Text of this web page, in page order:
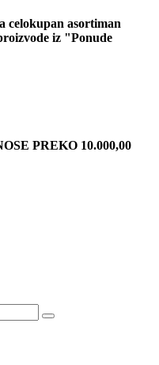
celokupan asortiman
iz "Ponude
PREKO 10.000,00